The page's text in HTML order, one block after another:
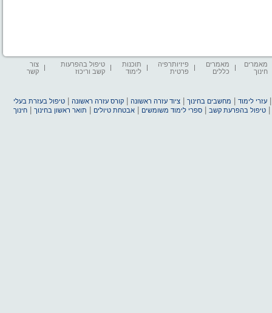
מאמרים
חינוך
מאמרים
כללים
פיזיותרפיה
פרטית
תוכנות
לימוד
טיפול בהפרעות
קשב וריכוז
צור
קשר
עזרי לימוד מחשבים בחינוך |ציוד עזרה ראשונה |קורס עזרה ראשונה |טיפול בעזרת בעלי
|טיפול בהפרעת קשב |ספרי לימוד משומשים |אבטחת טיולים תואר ראשון בחינוך |חינוך